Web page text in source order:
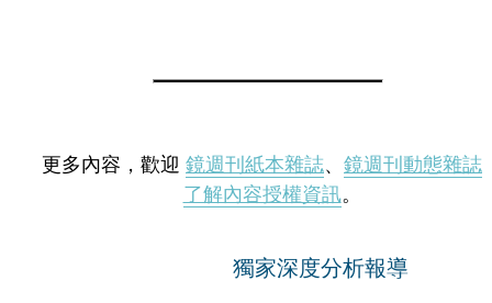
更多內容，歡迎 鏡週刊紙本雜誌、 鏡週刊動態雜誌
了解內容授權資訊。
獨家深度分析報導